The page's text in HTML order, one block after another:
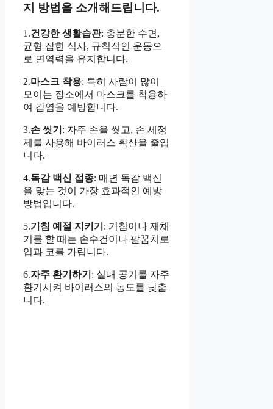
지 방법을 소개해드립니다.
1.건강한 생활습관: 충분한 수면,
균형 잡힌 식사, 규칙적인 운동으
로 면역력을 유지합니다.
2.마스크 착용: 특히 사람이 많이
모이는 장소에서 마스크를 착용하
여 감염을 예방합니다.
3.손 씻기 : 자주 손을 씻고, 손 세정
제를 사용해 바이러스 확산을 줄입
니다.
4.독감 백신 접종: 매년 독감 백신
을 맞는 것이 가장 효과적인 예방
방법입니다.
5.기침 예절 지키기 : 기침이나 재채
기를 할 때는 손수건이나 팔꿈치로
입과 코를 가립니다.
6.자주 환기하기 : 실내 공기를 자주
환기시켜 바이러스의 농도를 낮춥
니다.